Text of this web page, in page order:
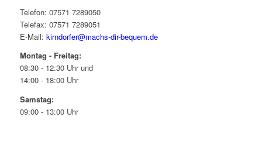
Telefon: 07571 7289050
Telefax: 07571 7289051
E-Mail: kirndorfer@machs-dir-bequem.de
Montag - Freitag:
08:30 - 12:30 Uhr und
14:00 - 18:00 Uhr
Samstag:
09:00 - 13:00 Uhr